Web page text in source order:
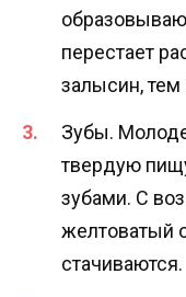
перестает
залысин, тем
Зубы.
твердую
зубами. С
желтоватый
стачиваются.